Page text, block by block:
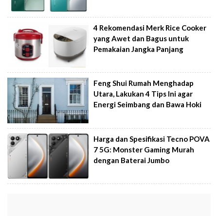
4 Rekomendasi Merk Rice Cooker
yang Awet dan Bagus untuk
Pemakaian Jangka Panjang
Feng Shui Rumah Menghadap
Utara, Lakukan 4 Tips Ini agar
Energi Seimbang dan Bawa Hoki
Harga dan Spesifikasi Tecno POVA
7 5G: Monster Gaming Murah
dengan Baterai Jumbo